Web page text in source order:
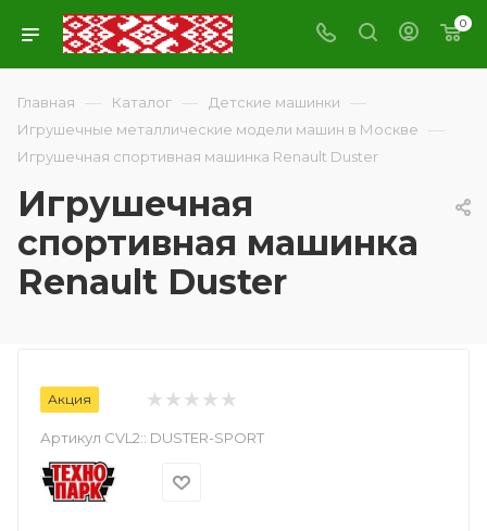
0
Главная — Каталог — Детские машинки —
Игрушечные металлические модели машин в Москве —
Игрушечная спортивная машинка Renault Duster
Игрушечная
спортивная машинка
Renault Duster
Акция
Артикул CVL2:: DUSTER-SPORT